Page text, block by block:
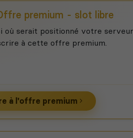
premium - slot libre
où serait positionné votre
à cette offre premium.
à l'offre premium